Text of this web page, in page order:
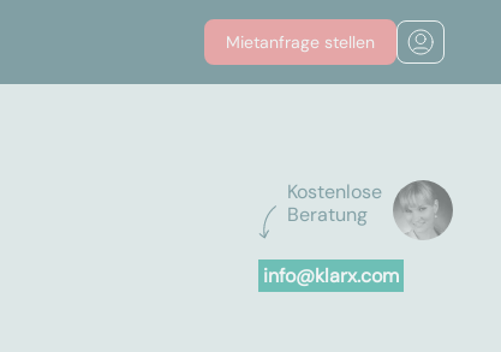
Mietanfrage stellen
Kostenlose
Beratung
info@klarx.com